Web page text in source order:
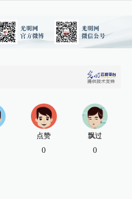
点赞
0
飘过
0